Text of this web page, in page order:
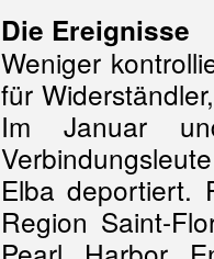
Die Ereignisse
Weniger
für
Im Januar
Elba deportiert.
Region Saint-